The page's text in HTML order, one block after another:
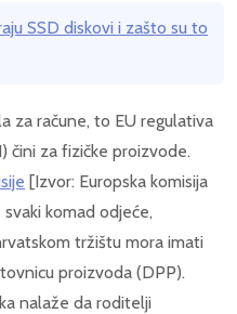
SSD diskovi i zašto su to
za račune, to EU regulativa
čini za fizičke proizvode.
[Izvor: Europska komisija
komad odjeće,
tržištu mora imati
proizvoda (DPP).
nalaže da roditelji